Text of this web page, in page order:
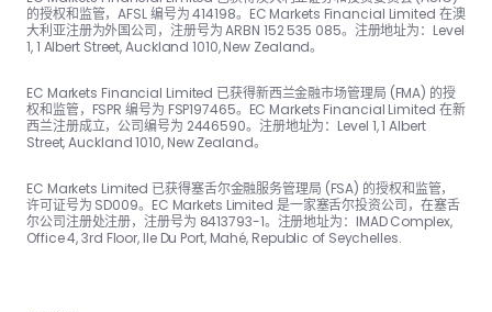
的授权和监管，AFSL 编号为 414198。EC Markets Financial Limited 在澳
大利亚注册为外国公司，注册号为 ARBN 152 535 085。注册地址为：Level
1, 1 Albert Street, Auckland 1010, New Zealand。
EC Markets Financial Limited 已获得新西兰金融市场管理局 (FMA) 的授
权和监管，FSPR 编号为 FSP197465。EC Markets Financial Limited 在新
西兰注册成立，公司编号为 2446590。注册地址为：Level 1, 1 Albert
Street, Auckland 1010, New Zealand。
EC Markets Limited 已获得塞舌尔金融服务管理局 (FSA) 的授权和监管，
许可证号为 SD009。EC Markets Limited 是一家塞舌尔投资公司，在塞舌
尔公司注册处注册，注册号为 8413793-1。注册地址为：IMAD Complex,
Office 4, 3rd Floor, Ile Du Port, Mahé, Republic of Seychelles.